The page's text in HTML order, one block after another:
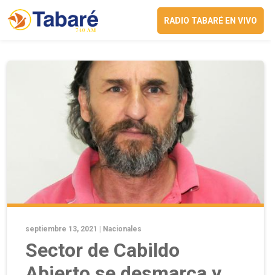
RADIO TABARÉ EN VIVO
septiembre 13, 2021 | Nacionales
Sector de Cabildo